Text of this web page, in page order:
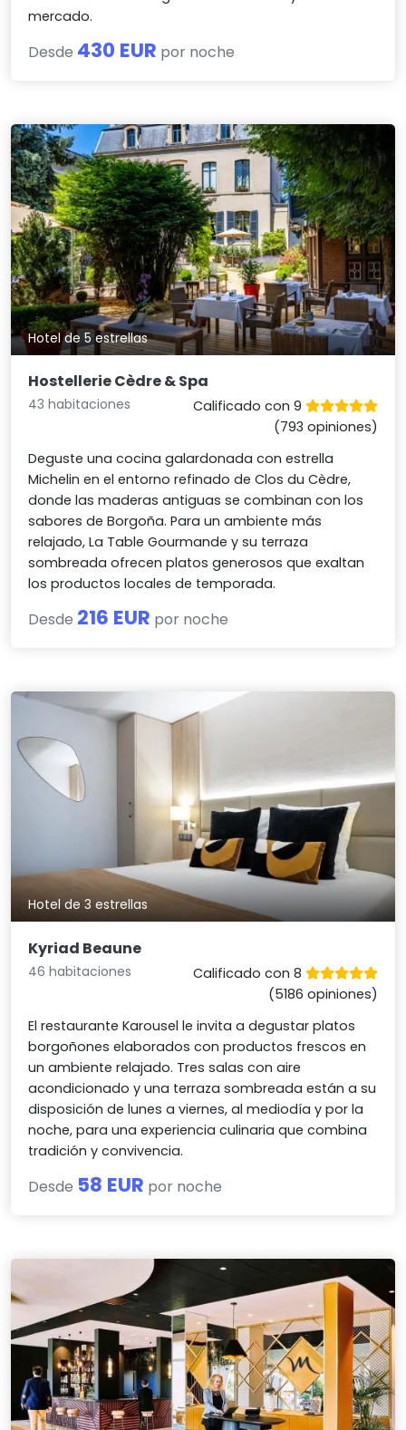
mercado.
Desde 430 EUR por noche
Hotel de 5 estrellas
Hostellerie Cèdre & Spa
43 habitaciones
Calificado con 9
(793 opiniones)
Deguste una cocina galardonada con estrella
Michelin en el entorno refinado de Clos du Cèdre,
donde las maderas antiguas se combinan con los
sabores de Borgoña. Para un ambiente más
relajado, La Table Gourmande y su terraza
sombreada ofrecen platos generosos que exaltan
los productos locales de temporada.
Desde 216 EUR por noche
Hotel de 3 estrellas
Kyriad Beaune
46 habitaciones
Calificado con 8
(5186 opiniones)
El restaurante Karousel le invita a degustar platos
borgoñones elaborados con productos frescos en
un ambiente relajado. Tres salas con aire
acondicionado y una terraza sombreada están a su
disposición de lunes a viernes, al mediodía y por la
noche, para una experiencia culinaria que combina
tradición y convivencia.
Desde 58 EUR por noche